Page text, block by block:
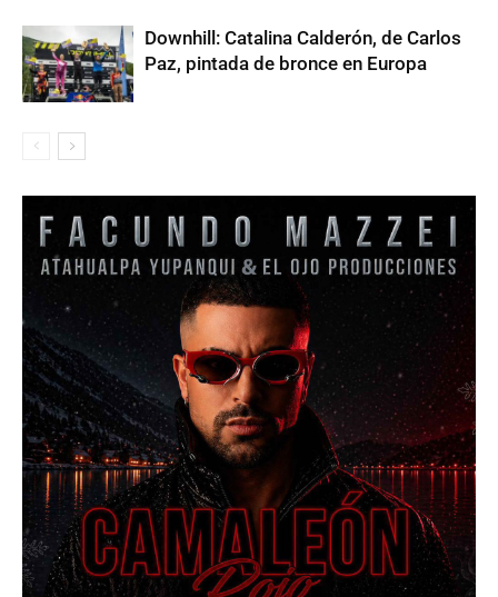
Downhill: Catalina Calderón, de Carlos
Paz, pintada de bronce en Europa